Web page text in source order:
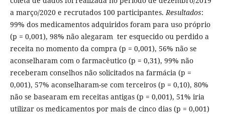
a março/2020 e recrutados 100 participantes.Resultados:
99% dos medicamentos adquiridos foram para uso próprio
(p = 0,001), 98% não alegaram ter esquecido ou perdido a
receita no momento da compra (p = 0,001), 56% não se
aconselharam com o farmacêutico (p = 0,31), 99% não
receberam conselhos não solicitados na farmácia (p =
0,001), 57% aconselharam-se com terceiros (p = 0,10), 80%
não se basearam em receitas antigas (p = 0,001), 51% iria
utilizar os medicamentos por mais de cinco dias (p = 0,001)